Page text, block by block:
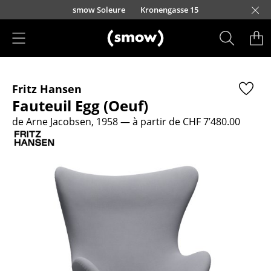
Accéder directement au contenu
smow Soleure Kronengasse 15
Sièges
Chaises de cuisine & salle à manger
Canapés
Fauteuils
Fauteuils lounge
Chaises cantilever
Chaises et Tabourets de bar
Fritz Hansen
Fauteuil Egg (Oeuf)
de Arne Jacobsen, 1958— à partir de CHF 7’480.00